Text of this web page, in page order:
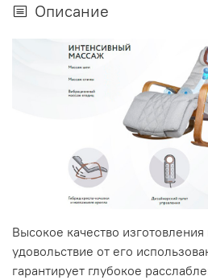
Описание
Высокое качество
удовольствие от его
гарантирует глубокое